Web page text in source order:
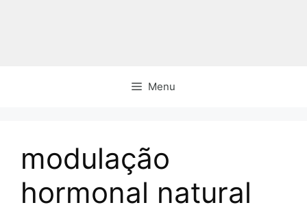
Menu
modulação
hormonal natural